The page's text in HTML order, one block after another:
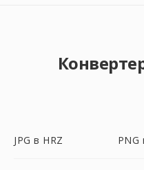
JPG в HRZ PNG